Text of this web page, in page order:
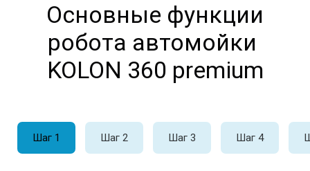
Основные функции
робота автомойки
KOLON 360 premium
Шаг 1 Шаг 2 Шаг 3 Шаг 4